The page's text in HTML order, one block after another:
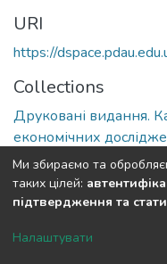
URI
https://
Collections
Друковані видання.
економічних
Full item page
DSpace software
Ми збираємо та
таких цілей:
підтвердження та
Налаштувати